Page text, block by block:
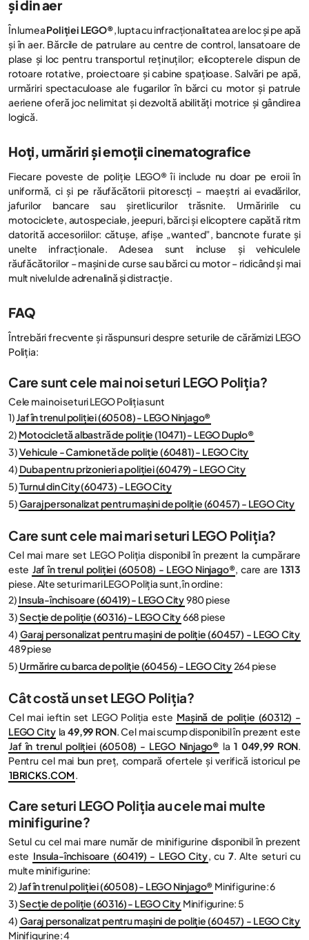
și din aer
În lumeaPoliției LEGO®, lupta cu infracționalitatea are loc și pe apă
și în aer. Bărcile de patrulare au centre de control, lansatoare de
plase și loc pentru transportul reținuților; elicopterele dispun de
rotoare rotative, proiectoare și cabine spațioase. Salvări pe apă,
urmăriri spectaculoase ale fugari­lor în bărci cu motor și patrule
aeriene oferă joc nelimitat și dezvoltă abilități motrice și gândirea
logică.
Hoți, urmăriri și emoții cinematografice
Fiecare poveste de poliție LEGO® îi include nu doar pe eroii în
uniformă, ci și pe răufăcătorii pitorescți – maeștri ai evadărilor,
jafurilor bancare sau șiretlicurilor trăsnite. Urmăririle cu
motociclete, autospeciale, jeepuri, bărci și elicoptere capătă ritm
datorită accesoriilor: cătușe, afișe „wanted”, bancnote furate și
unelte infracționale. Adesea sunt incluse și vehiculele
răufăcătorilor – mașini de curse sau bărci cu motor – ridicând și mai
mult nivelul de adrenalină și distracție.
FAQ
Întrebări frecvente și răspunsuri despre seturile de cărămizi LEGO
Poliția:
Care sunt cele mai noi seturi LEGO Poliția?
Cele mai noi seturi LEGO Poliția sunt
1)Jaf în trenul poliției (60508) - LEGO Ninjago®
2) Motocicletă albastră de poliție (10471) - LEGO Duplo®
3)Vehicule - Camionetă de poliție (60481) - LEGO City
4) Duba pentru prizonieri a poliției (60479) - LEGO City
5)Turnul din City (60473) - LEGO City
5)Garaj personalizat pentru mașini de poliție (60457) - LEGO City
Care sunt cele mai mari seturi LEGO Poliția?
Cel mai mare set LEGO Poliția disponibil în prezent la cumpărare
este Jaf în trenul poliției (60508) - LEGO Ninjago®, care are 1313
piese. Alte seturi mari LEGO Poliția sunt, în ordine:
2) Insula-închisoare (60419) - LEGO City980 piese
3)Secție de poliție (60316) - LEGO City668 piese
4) Garaj personalizat pentru mașini de poliție (60457) - LEGO City
489 piese
5) Urmărire cu barca de poliție (60456) - LEGO City264 piese
Cât costă un set LEGO Poliția?
Cel mai ieftin set LEGO Poliția este Mașină de poliție (60312) -
LEGO City la49,99 RON. Cel mai scump disponibil în prezent este
Jaf în trenul poliției (60508) - LEGO Ninjago® la 1 049,99 RON.
Pentru cel mai bun preț, compară ofertele și verifică istoricul pe
1BRICKS.COM.
Care seturi LEGO Poliția au cele mai multe
minifigurine?
Setul cu cel mai mare număr de minifigurine disponibil în prezent
este Insula-închisoare (60419) - LEGO City, cu 7. Alte seturi cu
multe minifigurine:
2)Jaf în trenul poliției (60508) - LEGO Ninjago® Minifigurine: 6
3)Secție de poliție (60316) - LEGO City Minifigurine: 5
4) Garaj personalizat pentru mașini de poliție (60457) - LEGO City
Minifigurine: 4